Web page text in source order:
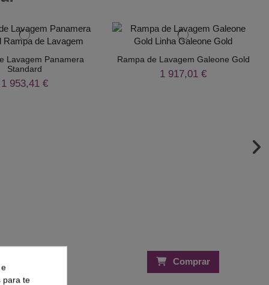
Lavagem Panamera
Standard
1 953,41 €
Rampa de Lavagem Galeone Gold
1 917,01 €
Comprar
para te